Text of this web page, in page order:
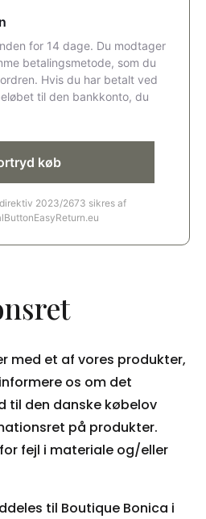
med et af vores produkter,
os om det
til den danske købelov
på produkter.
fejl i materiale og/eller
til Boutique Bonica i